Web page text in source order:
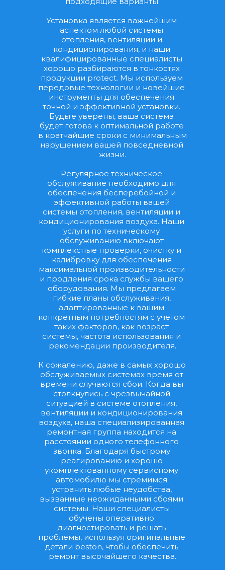
Установка является важнейшим
аспектом любой системы
отопления, вентиляции и
кондиционирования, и наши
квалифицированные специалисты
хорошо разбираются в тонкостях
продукции protect. Мы используем
передовые технологии и новейшие
инструменты для обеспечения
точной и эффективной установки.
Будьте уверены, ваша система
будет готова к оптимальной работе
в кратчайшие сроки с минимальным
нарушением вашей повседневной
жизни.
Регулярное техническое
обслуживание необходимо для
обеспечения бесперебойной и
эффективной работы вашей
системы отопления, вентиляции и
кондиционирования воздуха. Наши
услуги по техническому
обслуживанию включают
комплексные проверки, очистку и
калибровку для обеспечения
максимальной производительности
и продления срока службы вашего
оборудования. Мы предлагаем
гибкие планы обслуживания,
адаптированные к вашим
конкретным потребностям с учетом
таких факторов, как возраст
системы, частота использования и
рекомендации производителя.
К сожалению, даже в самых хорошо
обслуживаемых системах время от
времени случаются сбои. Когда вы
столкнулись с чрезвычайной
ситуацией в системе отопления,
вентиляции и кондиционирования
воздуха, наша специализированная
ремонтная группа находится на
расстоянии одного телефонного
звонка. Благодаря быстрому
реагированию и хорошо
укомплектованному сервисному
автомобилю мы стремимся
устранить любые неудобства,
вызванные неожиданными сбоями
системы. Наши специалисты
обучены оперативно
диагностировать и решать
проблемы, используя оригинальные
детали beston, чтобы обеспечить
ремонт высочайшего качества.